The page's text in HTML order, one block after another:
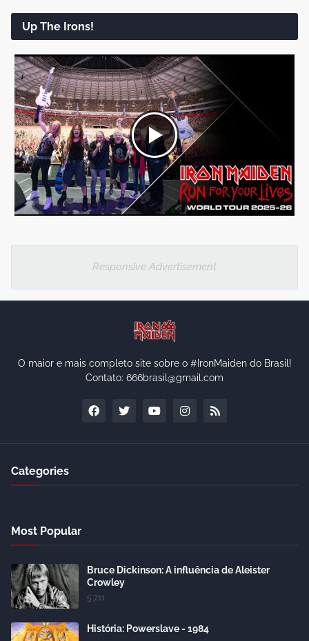
Up The Irons!
Responsive Advertisement
O maior e mais completo site sobre o #IronMaiden do Brasil!
Contato: 666brasil@gmail.com
Categories
Most Popular
Bruce Dickinson: A influência de Aleister
Crowley
5.7.11
História: Powerslave - 1984